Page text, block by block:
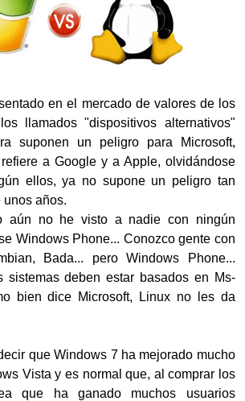
en el mercado de valores de los
llamados "dispositivos alternativos"
suponen un peligro para Microsoft,
a Google y a Apple, olvidándose
ellos, ya no supone un peligro tan
unos años.
aún no he visto a nadie con ningún
Windows Phone... Conozco gente con
Bada... pero Windows Phone...
sistemas deben estar basados en Ms-
bien dice Microsoft, Linux no les da
que Windows 7 ha mejorado mucho
Vista y es normal que, al comprar los
que ha ganado muchos usuarios